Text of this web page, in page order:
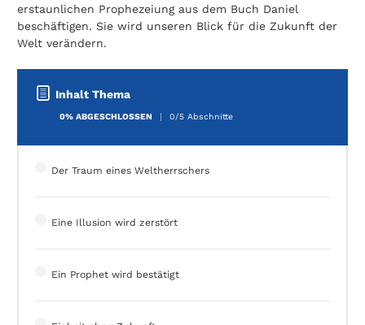
erstaunlichen Prophezeiung aus dem Buch Daniel
beschäftigen. Sie wird unseren Blick für die Zukunft der
Welt verändern.
Inhalt Thema
0% ABGESCHLOSSEN 0/5 Abschnitte
Der Traum eines Weltherrschers
Eine Illusion wird zerstört
Ein Prophet wird bestätigt